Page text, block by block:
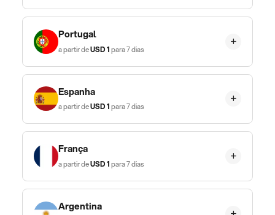
Portugal
a partir deUSD1para 7 dias
Espanha
a partir deUSD1para 7 dias
França
a partir deUSD1para 7 dias
Argentina